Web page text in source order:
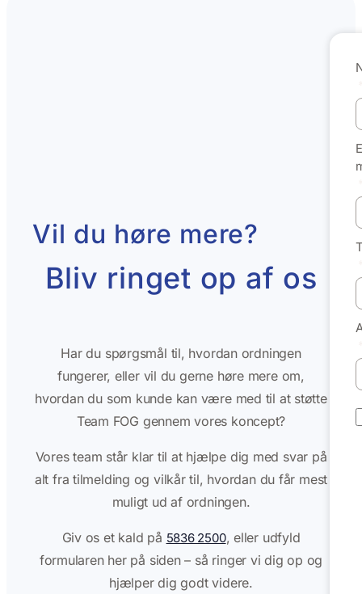
Vil du høre mere?
Bliv ringet op af os
Har du spørgsmål til, hvordan ordningen
fungerer, eller vil du gerne høre mere om,
hvordan du som kunde kan være med til at støtte
Team FOG gennem vores koncept?
Vores team står klar til at hjælpe dig med svar på
alt fra tilmelding og vilkår til, hvordan du får mest
muligt ud af ordningen.
Giv os et kald på 5836 2500, eller udfyld
formularen her på siden – så ringer vi dig op og
hjælper dig godt videre.